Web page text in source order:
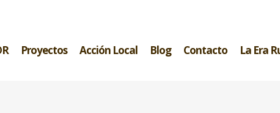
Proyectos Acción Local Blog Contacto La Era